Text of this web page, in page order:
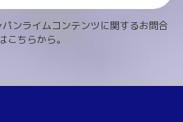
ンライムコンテンツに関するお問合
こちらから。